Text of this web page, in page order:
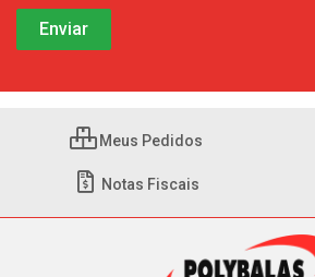
Meus Pedidos
Notas Fiscais